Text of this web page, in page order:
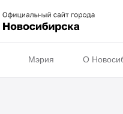
Мэрия О